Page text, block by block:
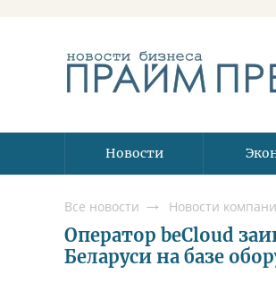
Новости
Все новости Новости
Оператор beCloud
Беларуси на базе